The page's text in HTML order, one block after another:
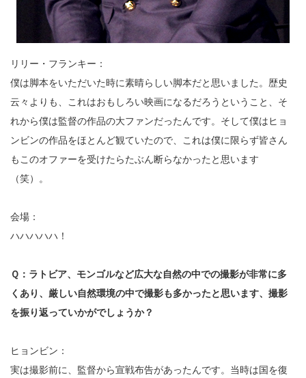
リリー・フランキー：
僕は脚本をいただいた時に素晴らしい脚本だと思いました。歴史
云々よりも、これはおもしろい映画になるだろうということ、そ
れから僕は監督の作品の大ファンだったんです。そして僕はヒョ
ンビンの作品をほとんど観ていたので、これは僕に限らず皆さん
もこのオファーを受けたらたぶん断らなかったと思います
（笑）。
会場：
ハハハハハ！
Ｑ：ラトビア、モンゴルなど広大な自然の中での撮影が非常に多
くあり、厳しい自然環境の中で撮影も多かったと思います、撮影
を振り返っていかがでしょうか？
ヒョンビン：
実は撮影前に、監督から宣戦布告があったんです。当時は国を復